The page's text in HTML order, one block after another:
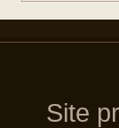
Site